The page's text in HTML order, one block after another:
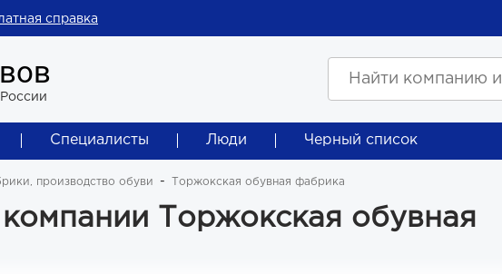
справка
Специалисты Люди Черный список
производство обуви Торжокская обувная фабрика
Торжокская обувная